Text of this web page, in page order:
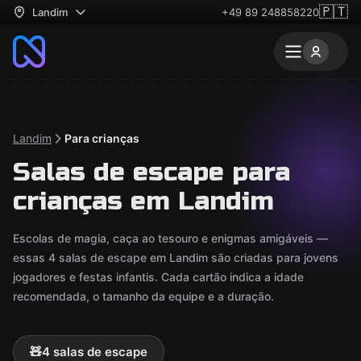
Landim +49 89 248858220🇵🇹
Landim Para crianças
Salas de escape para
crianças em Landim
Escolas de magia, caça ao tesouro e enigmas amigáveis —
essas 4 salas de escape em Landim são criadas para jovens
jogadores e festas infantis. Cada cartão indica a idade
recomendada, o tamanho da equipe e a duração.
🧸4 salas de escape